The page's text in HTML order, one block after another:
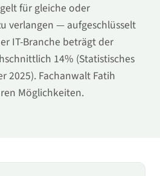
für gleiche oder
verlangen — aufgeschlüsselt
IT-Branche beträgt der
14% (Statistisches
2025). Fachanwalt Fatih
Möglichkeiten.